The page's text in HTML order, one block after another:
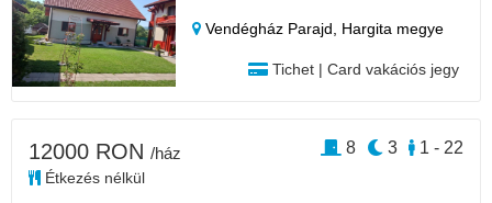
Vendégház Parajd, Hargita megye
Tichet | Card vakációs jegy
12000 RON /ház
Étkezés nélkül
1 - 22
3
8